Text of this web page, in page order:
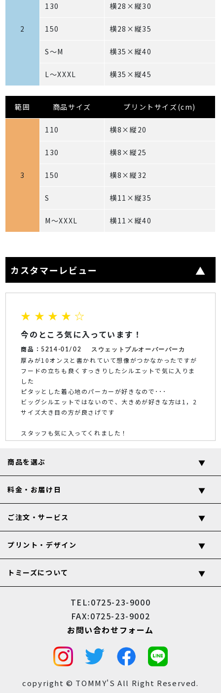
2
130 横28×縦30
150 横28×縦35
S～M 横35×縦40
L～XXXL 横35×縦45
範囲 商品サイズ プリントサイズ(cm)
3
110 横8×縦20
130 横8×縦25
150 横8×縦32
S 横11×縦35
M～XXXL 横11×縦40
カスタマーレビュー
★ ★ ★ ★ ☆
今のところ気に入っています！
商品：5214-01/02 スウェットプルオーバーパーカ
厚みが10オンスと書かれていて想像がつかなかったですが
フードの立ちも良くすっきりしたシルエットで気に入りま
した
ピタッとした着心地のパーカーが好きなので･･･
ビッグシルエットではないので、大きめが好きな方は1，2
サイズ大き目の方が良さげです
スタッフも気に入ってくれました！
★ ★ ★ ★ ★
クラスパーカー作りました！
商品名：5214-01/02
みんなから色んな意見が出て、細かいところまでデザイン
修正してもらい助かりました。
最高のものができたと思います！！初めてのオリジナルパ
★ ★ ★ ★ ☆
部屋着としても使えます！
5214-01/02 スウェットプルオーバーパーカ
地が良いので部屋着として使ってます
商品を選ぶ
料金・お届け日
ご注文・サービス
プリント・デザイン
トミーズについて
TEL:0725-23-9000
FAX:0725-23-9002
お問い合わせフォーム
copyright © TOMMY'S All Right Reserved.